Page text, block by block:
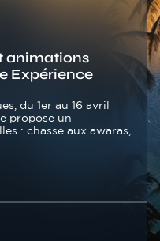
animations
Expérience
du 1er au 16 avril
propose un
: chasse aux awaras,